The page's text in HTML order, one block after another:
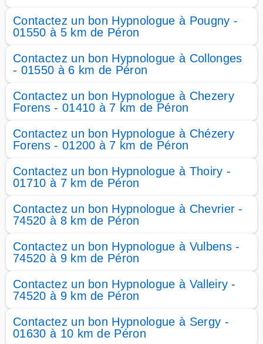
Contactez un bon Hypnologue à Pougny -
01550 à 5 km de Péron
Contactez un bon Hypnologue à Collonges
- 01550 à 6 km de Péron
Contactez un bon Hypnologue à Chezery
Forens - 01410 à 7 km de Péron
Contactez un bon Hypnologue à Chézery
Forens - 01200 à 7 km de Péron
Contactez un bon Hypnologue à Thoiry -
01710 à 7 km de Péron
Contactez un bon Hypnologue à Chevrier -
74520 à 8 km de Péron
Contactez un bon Hypnologue à Vulbens -
74520 à 9 km de Péron
Contactez un bon Hypnologue à Valleiry -
74520 à 9 km de Péron
Contactez un bon Hypnologue à Sergy -
01630 à 10 km de Péron